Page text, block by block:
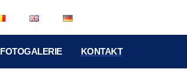
FOTOGALERIE KONTAKT